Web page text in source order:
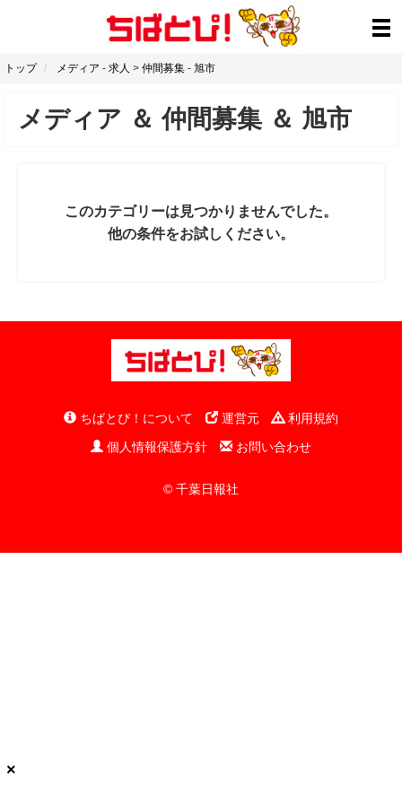
トップ メディア - 求人 > 仲間募集 - 旭市
メディア ＆仲間募集 ＆ 旭市
このカテゴリーは見つかりませんでした。
他の条件をお試しください。
ちばとぴ！について 運営元
利用規約
個人情報保護方針
お問い合わせ
© 千葉日報社
×